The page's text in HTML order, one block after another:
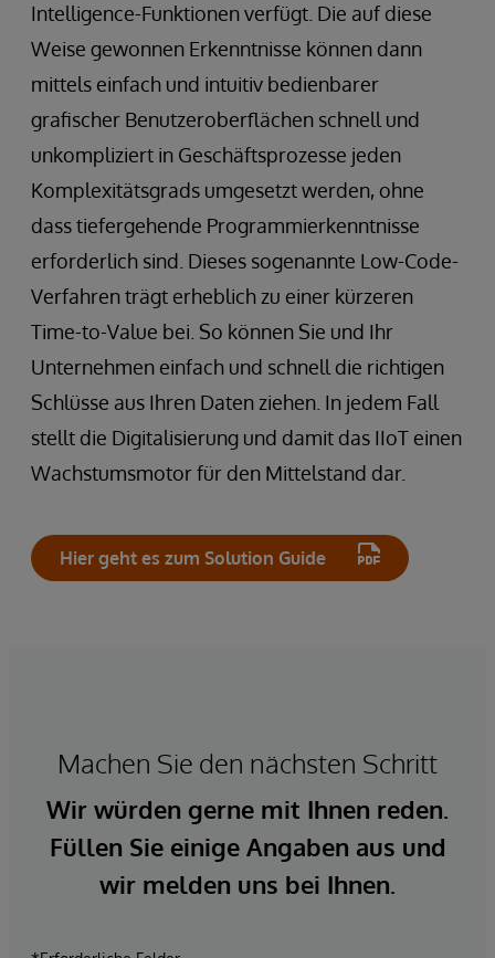
Intelligence-Funktionen verfügt. Die auf diese
Weise gewonnen Erkenntnisse können dann
mittels einfach und intuitiv bedienbarer
grafischer Benutzeroberflächen schnell und
unkompliziert in Geschäftsprozesse jeden
Komplexitätsgrads umgesetzt werden, ohne
dass tiefergehende Programmierkenntnisse
erforderlich sind. Dieses sogenannte Low-Code-
Verfahren trägt erheblich zu einer kürzeren
Time-to-Value bei. So können Sie und Ihr
Unternehmen einfach und schnell die richtigen
Schlüsse aus Ihren Daten ziehen. In jedem Fall
stellt die Digitalisierung und damit das IIoT einen
Wachstumsmotor für den Mittelstand dar.
Hier geht es zum Solution Guide
Machen Sie den nächsten Schritt
Wir würden gerne mit Ihnen reden.
Füllen Sie einige Angaben aus und
wir melden uns bei Ihnen.